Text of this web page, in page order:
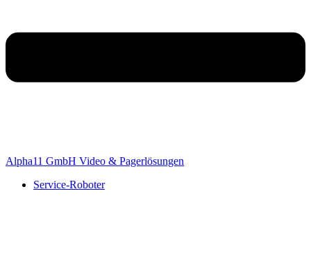
Alpha11 GmbH Video & Pagerlösungen
Service-Roboter